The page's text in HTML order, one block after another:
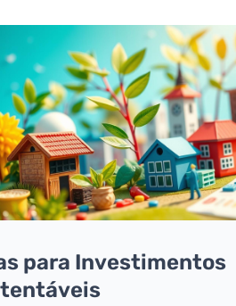
para Investimentos